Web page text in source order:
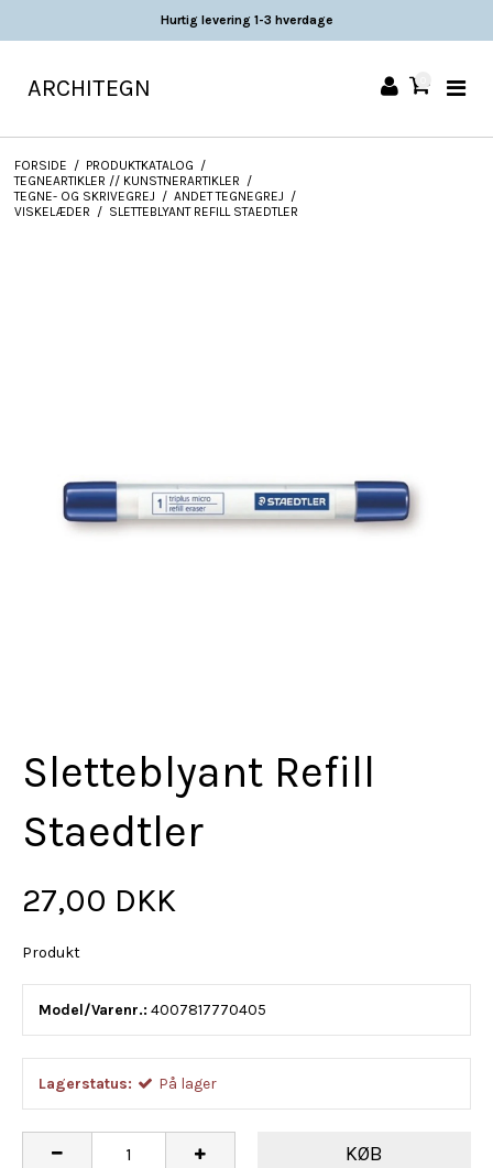
Hurtig levering 1-3 hverdage
ARCHITEGN
FORSIDE / PRODUKTKATALOG /
TEGNEARTIKLER // KUNSTNERARTIKLER /
TEGNE- OG SKRIVEGREJ / ANDET TEGNEGREJ /
VISKELÆDER / SLETTEBLYANT REFILL STAEDTLER
Sletteblyant Refill
Staedtler
27,00 DKK
Produkt
Model/Varenr.: 4007817770405
Lagerstatus: På lager
KØB